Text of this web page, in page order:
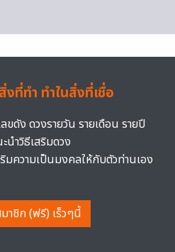
งที่ทำ ทำในสิ่งที่เชื่อ
ขดัง ดวงรายวัน รายเดือน รายปี
นำวิธีเสริมดวง
มความเป็นมงคลให้กับตัวท่านเอง
าชิก (ฟรี) เร็วๆนี้